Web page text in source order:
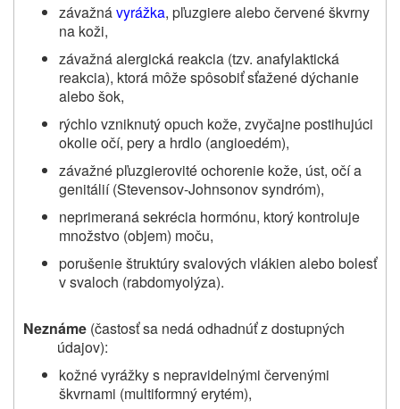
závažnávyrážka, pľuzgiere alebo červené škvrny
na koži,
závažná alergická reakcia (tzv. anafylaktická
reakcia), ktorá môže spôsobiť sťažené dýchanie
alebo šok,
rýchlo vzniknutý opuch kože, zvyčajne postihujúci
okolie očí, pery a hrdlo (angioedém),
závažné pľuzgierovité ochorenie kože, úst, očí a
genitálií (Stevensov-Johnsonov syndróm),
neprimeraná sekrécia hormónu, ktorý kontroluje
množstvo (objem) moču,
porušenie štruktúry svalových vlákien alebo bolesť
v svaloch (rabdomyolýza).
Neznáme (častosť sa nedá odhadnúť z dostupných
údajov):
kožné vyrážky s nepravidelnými červenými
škvrnami (multiformný erytém),